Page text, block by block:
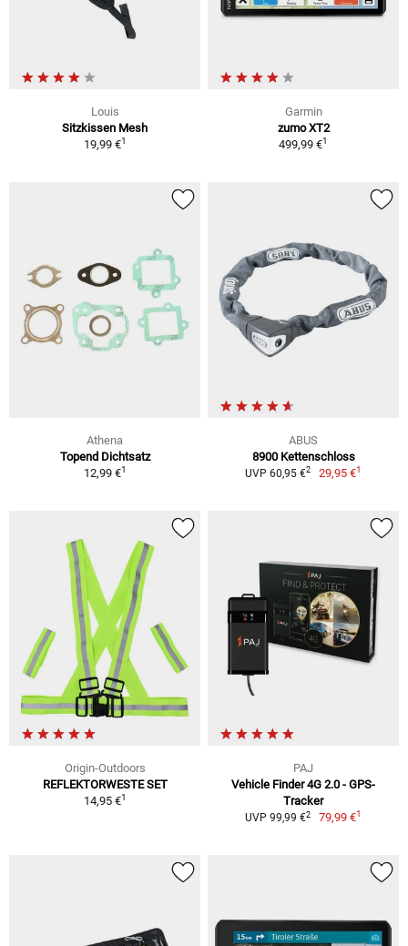
Louis
Sitzkissen Mesh
19,99 €1
Garmin
zumo XT2
499,99 €1
Athena
Topend Dichtsatz
12,99 €1
ABUS
8900 Kettenschloss
UVP 60,95 €2 29,95 €1
Origin-Outdoors
REFLEKTORWESTE SET
14,95 €1
PAJ
Vehicle Finder 4G 2.0 - GPS-
Tracker
UVP 99,99 €2 79,99 €1